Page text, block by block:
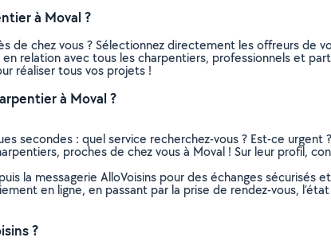
à Moval ?
de chez vous ? Sélectionnez directement les offreurs
en relation avec tous les charpentiers, professionnels et
réaliser tous vos projets !
à Moval ?
secondes : quel service recherchez-vous ? Est-ce
proches de chez vous à Moval ! Sur leur profil,
la messagerie AlloVoisins pour des échanges sécurisés
en ligne, en passant par la prise de rendez-vous,
?